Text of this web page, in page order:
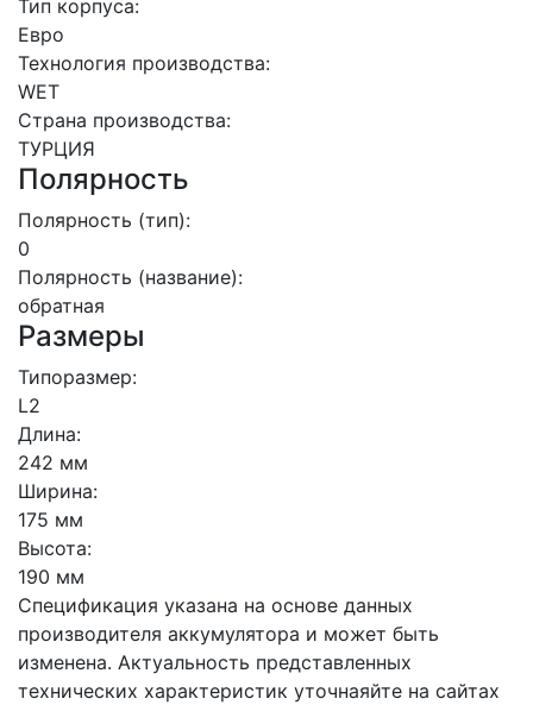
Тип корпуса:
Евро
Технология производства:
WET
Страна производства:
ТУРЦИЯ
Полярность
Полярность (тип):
0
Полярность (название):
обратная
Размеры
Типоразмер:
L2
Длина:
242 мм
Ширина:
175 мм
Высота:
190 мм
Спецификация указана на основе данных
производителя аккумулятора и может быть
изменена. Актуальность представленных
технических характеристик уточнаяйте на сайтах